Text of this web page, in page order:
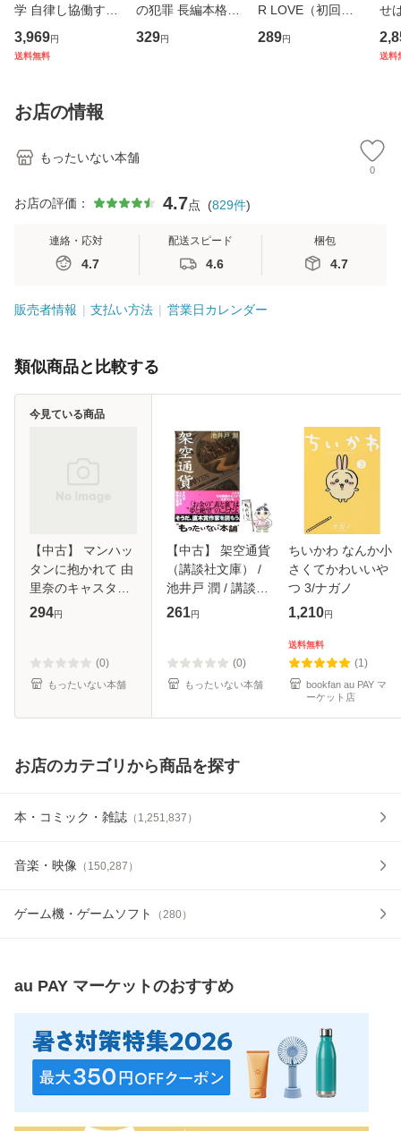
学 自律し協働する
専門職の看護マネ
ジメントスキル 改
恵 藤本幸三 / 南江
堂 [単行
3,969円
送料無料
の犯罪 長編本格推
理小説 (光文社文
庫) / 島田荘司 / 光
329円
R LOVE（初回生
産限定盤） / 清水
翔太×加藤ミリヤ /
289円
せ
タ
送料
お店の情報
もったいない本舗
0
お店の評価： 4.7点 (829件)
連絡・応対
4.7
配送スピード
4.6
梱包
4.7
販売者情報 支払い方法 営業日カレンダー
類似商品と比較する
【中古】 マンハッ
タンに抱かれて 由
里奈のキャスター
物語4 (角川文庫) /
ル便送料無料】
294円
(0)
もったいない本舗
今見ている商品
【中古】 架空通貨
（講談社文庫） /
池井戸 潤 / 講談社
[文庫]【メール便送
261円
(0)
もったいない本舗
ちいかわ なんか小
さくてかわいいや
つ 3/ナガノ
1,210円
送料無料
(1)
bookfan au PAY マ
ーケット店
お店のカテゴリから商品を探す
本・コミック・雑誌 （ 1,251,837 ）
音楽・映像 （ 150,287 ）
ゲーム機・ゲームソフト （280）
au PAY マーケットのおすすめ